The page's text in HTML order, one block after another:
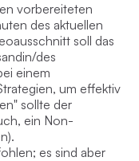
vorbereiteten
des aktuellen
soll das
des
einem
um effektiv
sollte der
ein Non-
es sind aber